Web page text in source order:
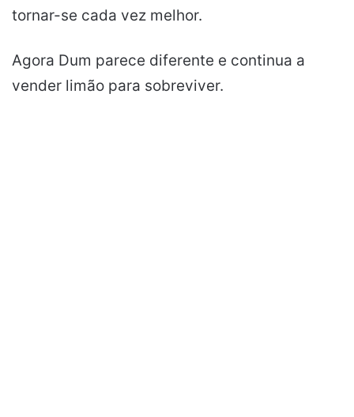
tornar-se cada vez melhor.
Agora Dum parece diferente e continua a
vender limão para sobreviver.